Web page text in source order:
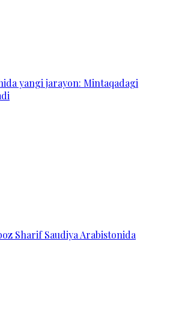
yangi jarayon: Mintaqadagi
Sharif Saudiya Arabistonida